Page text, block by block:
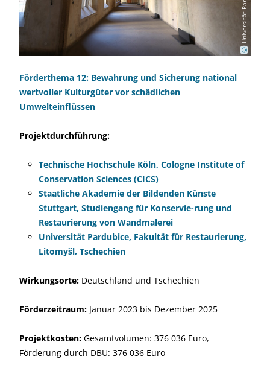
©
Förderthema 12: Bewahrung und Sicherung national
wertvoller Kulturgüter vor schädlichen
Umwelteinflüssen
Projektdurchführung:
Technische Hochschule Köln, Cologne Institute of
Conservation Sciences (CICS)
Staatliche Akademie der Bildenden Künste
Stuttgart, Studiengang für Konservie-rung und
Restaurierung von Wandmalerei
Universität Pardubice, Fakultät für Restaurierung,
Litomyšl, Tschechien
Wirkungsorte: Deutschland und Tschechien
Förderzeitraum: Januar 2023 bis Dezember 2025
Projektkosten: Gesamtvolumen: 376 036 Euro,
Förderung durch DBU: 376 036 Euro